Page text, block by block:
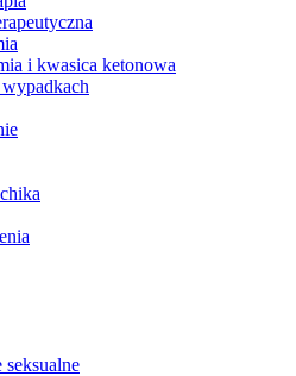
i kwasica ketonowa